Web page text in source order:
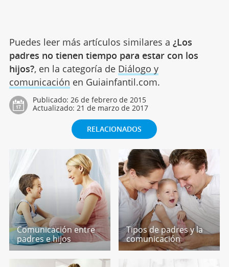
Puedes leer más artículos similares a ¿Los
padres no tienen tiempo para estar con los
hijos?, en la categoría de Diálogo y
comunicación en Guiainfantil.com.
Publicado: 26 de febrero de 2015
Actualizado: 21 de marzo de 2017
RELACIONADOS
Comunicación entre
padres e hijos
Tipos de padres y la
comunicación